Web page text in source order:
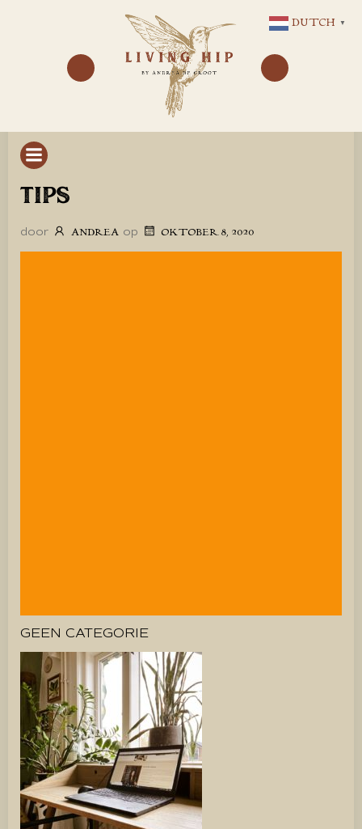
NAAR
DE
INHOUD
TIPS
door ANDREA op OKTOBER 8, 2020
GEEN CATEGORIE
DUTCH ▼